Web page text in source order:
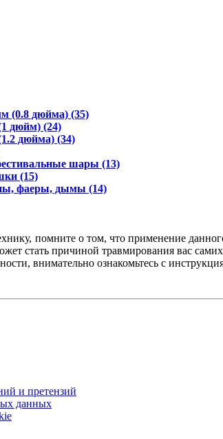
(0.8 дюйма) (35)
дюйм) (24)
дюйма) (34)
шары (13)
(15)
фаеры, дымы (14)
помните о том, что применение
стать причиной травмирования вас
внимательно ознакомьтесь с
и претензий
данных